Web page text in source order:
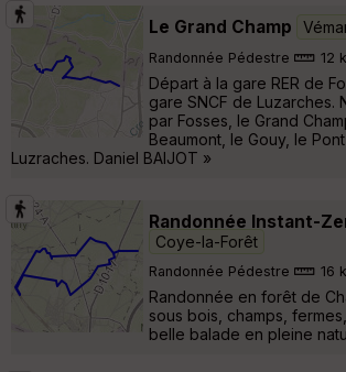
Le Grand Champ
Randonnée Pédestre 12
Départ à la gare RER de
gare SNCF de Luzarches.
par Fosses, le Grand
Beaumont, le Gouy, le
Luzraches. Daniel BAIJOT »
Randonnée Instant-
Coye-la-Forêt
Randonnée Pédestre 16
Randonnée en forêt de
sous bois, champs,
belle balade en pleine